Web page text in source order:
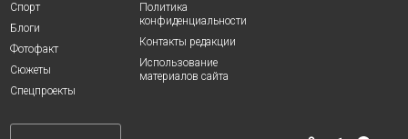
Спорт
Блоги
Фотофакт
Сюжеты
Спецпроекты
Политика
конфиденциальности
Контакты редакции
Использование
материалов сайта